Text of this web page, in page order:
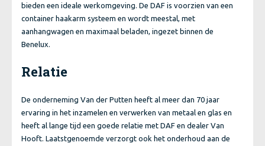
bieden een ideale werkomgeving. De DAF is voorzien van een
container haakarm systeem en wordt meestal, met
aanhangwagen en maximaal beladen, ingezet binnen de
Benelux.
Relatie
De onderneming Van der Putten heeft al meer dan 70 jaar
ervaring in het inzamelen en verwerken van metaal en glas en
heeft al lange tijd een goede relatie met DAF en dealer Van
Hooft. Laatstgenoemde verzorgt ook het onderhoud aan de